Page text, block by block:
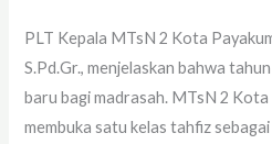
PLT Kepala MTsN 2 Kota
S.Pd.Gr., menjelaskan bahwa
baru bagi madrasah. MTsN 2 Kota
membuka satu kelas tahfiz